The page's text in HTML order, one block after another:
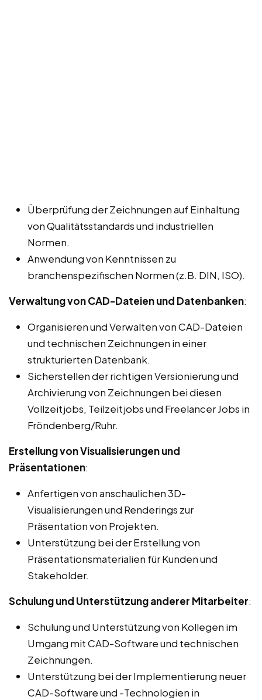
Überprüfung der Zeichnungen auf Einhaltung
von Qualitätsstandards und industriellen
Normen.
Anwendung von Kenntnissen zu
branchenspezifischen Normen (z.B. DIN, ISO).
Verwaltung von CAD-Dateien und Datenbanken:
Organisieren und Verwalten von CAD-Dateien
und technischen Zeichnungen in einer
strukturierten Datenbank.
Sicherstellen der richtigen Versionierung und
Archivierung von Zeichnungen bei diesen
Vollzeitjobs, Teilzeitjobs und Freelancer Jobs in
Fröndenberg/Ruhr.
Erstellung von Visualisierungen und
Präsentationen:
Anfertigen von anschaulichen 3D-
Visualisierungen und Renderings zur
Präsentation von Projekten.
Unterstützung bei der Erstellung von
Präsentationsmaterialien für Kunden und
Stakeholder.
Schulung und Unterstützung anderer Mitarbeiter:
Schulung und Unterstützung von Kollegen im
Umgang mit CAD-Software und technischen
Zeichnungen.
Unterstützung bei der Implementierung neuer
CAD-Software und -Technologien in